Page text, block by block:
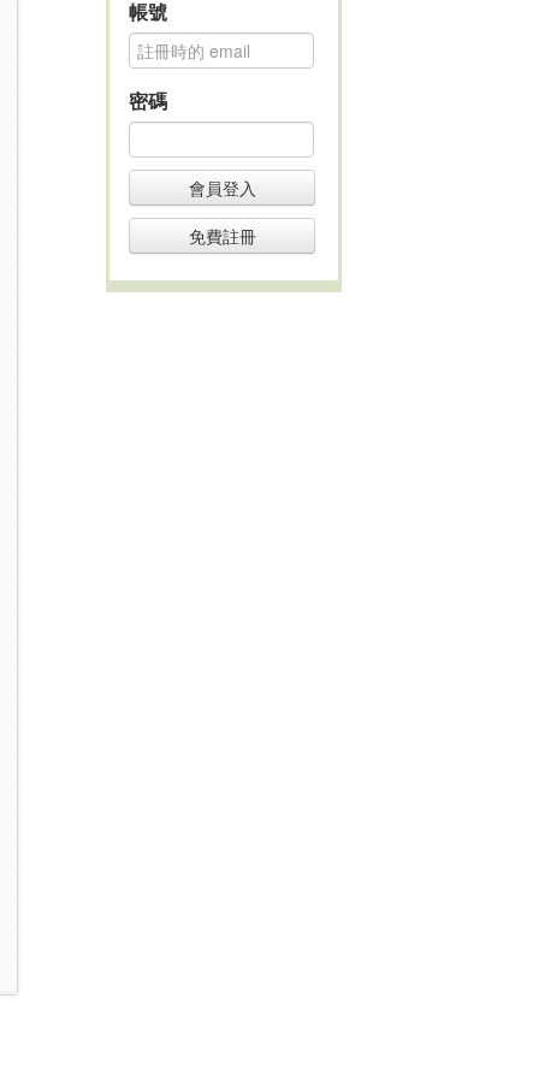
帳號
密碼
會員登入
免費註冊